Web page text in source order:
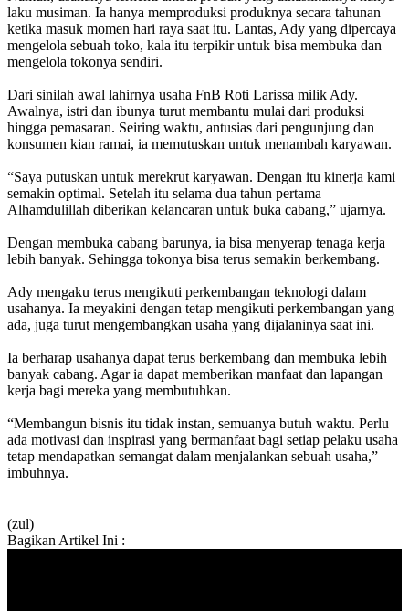
laku musiman. Ia hanya memproduksi produknya secara tahunan
ketika masuk momen hari raya saat itu. Lantas, Ady yang dipercaya
mengelola sebuah toko, kala itu terpikir untuk bisa membuka dan
mengelola tokonya sendiri.
Dari sinilah awal lahirnya usaha FnB Roti Larissa milik Ady.
Awalnya, istri dan ibunya turut membantu mulai dari produksi
hingga pemasaran. Seiring waktu, antusias dari pengunjung dan
konsumen kian ramai, ia memutuskan untuk menambah karyawan.
“Saya putuskan untuk merekrut karyawan. Dengan itu kinerja kami
semakin optimal. Setelah itu selama dua tahun pertama
Alhamdulillah diberikan kelancaran untuk buka cabang,” ujarnya.
Dengan membuka cabang barunya, ia bisa menyerap tenaga kerja
lebih banyak. Sehingga tokonya bisa terus semakin berkembang.
Ady mengaku terus mengikuti perkembangan teknologi dalam
usahanya. Ia meyakini dengan tetap mengikuti perkembangan yang
ada, juga turut mengembangkan usaha yang dijalaninya saat ini.
Ia berharap usahanya dapat terus berkembang dan membuka lebih
banyak cabang. Agar ia dapat memberikan manfaat dan lapangan
kerja bagi mereka yang membutuhkan.
“Membangun bisnis itu tidak instan, semuanya butuh waktu. Perlu
ada motivasi dan inspirasi yang bermanfaat bagi setiap pelaku usaha
tetap mendapatkan semangat dalam menjalankan sebuah usaha,”
imbuhnya.
(zul)
Bagikan Artikel Ini :